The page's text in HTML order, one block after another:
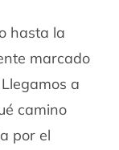
hasta la
marcado
a
camino
por el